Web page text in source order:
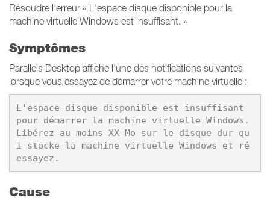
Résoudre l'erreur « L'espace disque disponible pour la
machine virtuelle Windows est insuffisant. »
Symptômes
Parallels Desktop affiche l'une des notifications suivantes
lorsque vous essayez de démarrer votre machine virtuelle :
L'espace disque disponible est insuffisant
pour démarrer la machine virtuelle Windows.
Libérez au moins XX Mo sur le disque dur qu
i stocke la machine virtuelle Windows et ré
essayez.
Cause